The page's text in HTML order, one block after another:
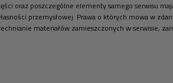
oraz poszczególne elementy samego serwisu
przemysłowej. Prawa o których mowa w
materiałów zamieszczonych w serwisie,